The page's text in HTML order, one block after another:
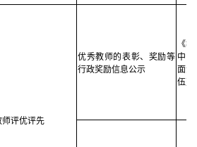
师评优评先
优秀教师的表彰、奖励等
行政奖励信息公示
《
中
面深
伍建